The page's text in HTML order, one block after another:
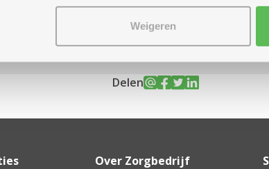
Weigeren
Delen
Over Zorgbedrijf